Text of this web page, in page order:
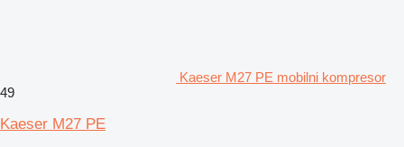
Kaeser M27 PE mobilni kompresor
49
Kaeser M27 PE